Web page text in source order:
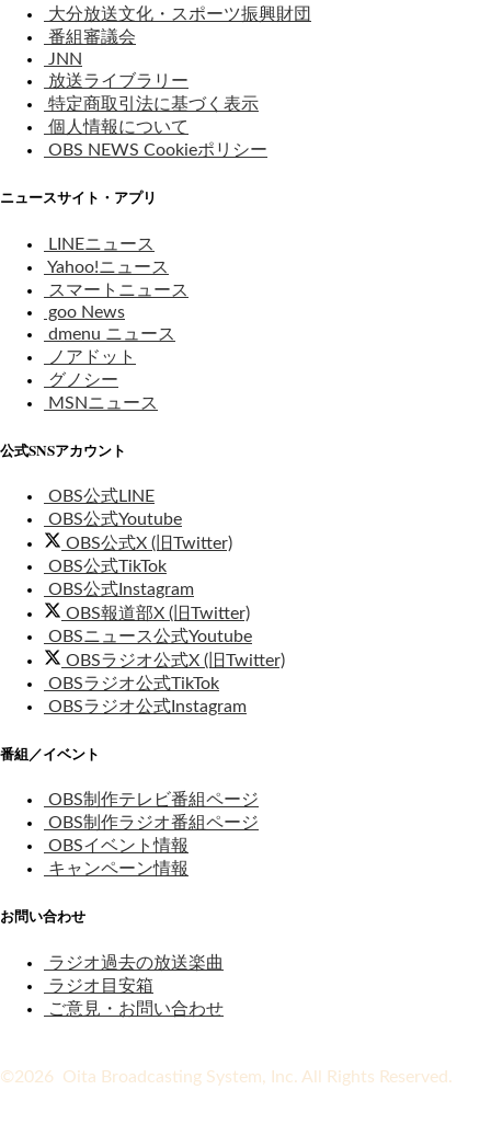
大分放送文化・スポーツ振興財団
番組審議会
JNN
放送ライブラリー
特定商取引法に基づく表示
個人情報について
OBS NEWS Cookieポリシー
ニュースサイト・アプリ
LINEニュース
Yahoo!ニュース
スマートニュース
goo News
dmenu ニュース
ノアドット
グノシー
MSNニュース
公式SNSアカウント
OBS公式LINE
OBS公式Youtube
OBS公式X (旧Twitter)
OBS公式TikTok
OBS公式Instagram
OBS報道部X (旧Twitter)
OBSニュース公式Youtube
OBSラジオ公式X (旧Twitter)
OBSラジオ公式TikTok
OBSラジオ公式Instagram
番組／イベント
OBS制作テレビ番組ページ
OBS制作ラジオ番組ページ
OBSイベント情報
キャンペーン情報
お問い合わせ
ラジオ過去の放送楽曲
ラジオ目安箱
ご意見・お問い合わせ
©2026 Oita Broadcasting System, Inc. All Rights Reserved.